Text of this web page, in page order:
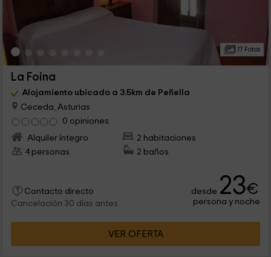
17 Fotos
La Foina
Alojamiento ubicado a 3.5km de Peñella
Ceceda, Asturias
0 opiniones
Alquiler íntegro
2 habitaciones
4 personas
2 baños
Contacto directo
Cancelación 30 días antes
desde 23€
persona y noche
VER OFERTA